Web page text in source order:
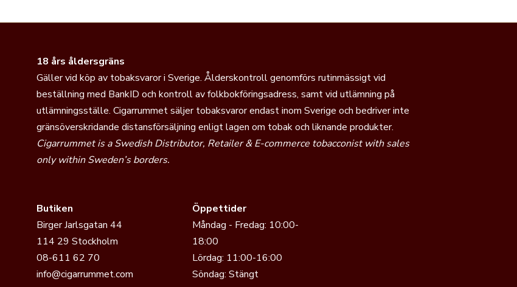
18 års åldersgräns
Gäller vid köp av tobaksvaror i Sverige. Ålderskontroll genomförs rutinmässigt vid
beställning med BankID och kontroll av folkbokföringsadress, samt vid utlämning på
utlämningsställe. Cigarrummet säljer tobaksvaror endast inom Sverige och bedriver inte
gränsöverskridande distansförsäljning enligt lagen om tobak och liknande produkter.
Cigarrummet is a Swedish Distributor, Retailer & E-commerce tobacconist with sales
only within Sweden’s borders.
Butiken
Birger Jarlsgatan 44
114 29 Stockholm
08-611 62 70
info@cigarrummet.com
Öppettider
Måndag - Fredag: 10:00-
18:00
Lördag: 11:00-16:00
Söndag: Stängt